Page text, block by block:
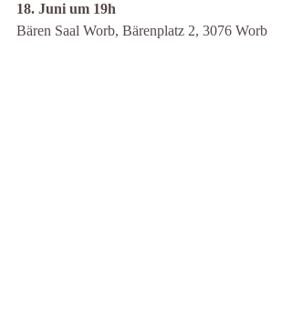
18. Juni um 19h
Bären Saal Worb, Bärenplatz 2, 3076 Worb